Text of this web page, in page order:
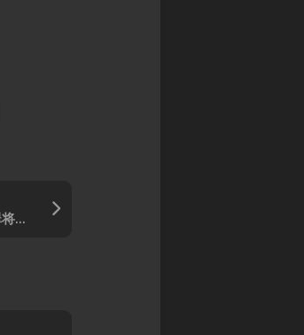
WIXOSS「PRIMAL SELECTOR」収録「翠将 ヒデナガ」